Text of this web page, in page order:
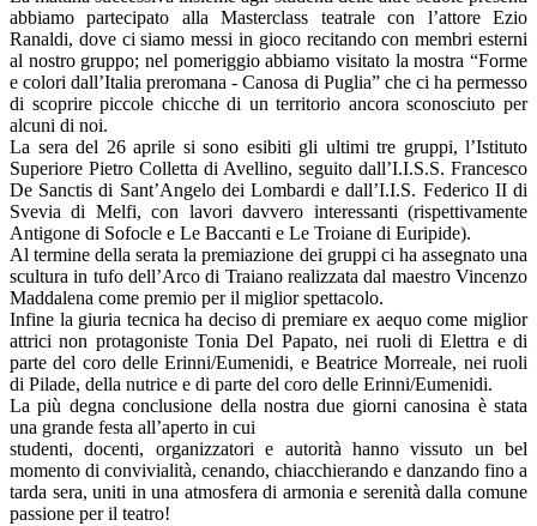
abbiamo partecipato alla Masterclass teatrale con l’attore Ezio
Ranaldi, dove ci siamo messi in gioco recitando con membri esterni
al nostro gruppo; nel pomeriggio abbiamo visitato la mostra “Forme
e colori dall’Italia preromana - Canosa di Puglia” che ci ha permesso
di scoprire piccole chicche di un territorio ancora sconosciuto per
alcuni di noi.
La sera del 26 aprile si sono esibiti gli ultimi tre gruppi, l’Istituto
Superiore Pietro Colletta di Avellino, seguito dall’I.I.S.S. Francesco
De Sanctis di Sant’Angelo dei Lombardi e dall’I.I.S. Federico II di
Svevia di Melfi, con lavori davvero interessanti (rispettivamente
Antigone di Sofocle e Le Baccanti e Le Troiane di Euripide).
Al termine della serata la premiazione dei gruppi ci ha assegnato una
scultura in tufo dell’Arco di Traiano realizzata dal maestro Vincenzo
Maddalena come premio per il miglior spettacolo.
Infine la giuria tecnica ha deciso di premiare ex aequo come miglior
attrici non protagoniste Tonia Del Papato, nei ruoli di Elettra e di
parte del coro delle Erinni/Eumenidi, e Beatrice Morreale, nei ruoli
di Pilade, della nutrice e di parte del coro delle Erinni/Eumenidi.
La più degna conclusione della nostra due giorni canosina è stata
una grande festa all’aperto in cui
studenti, docenti, organizzatori e autorità hanno vissuto un bel
momento di convivialità, cenando, chiacchierando e danzando fino a
tarda sera, uniti in una atmosfera di armonia e serenità dalla comune
passione per il teatro!